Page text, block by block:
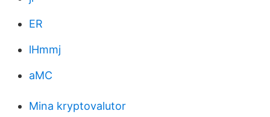
ER
lHmmj
aMC
Mina kryptovalutor